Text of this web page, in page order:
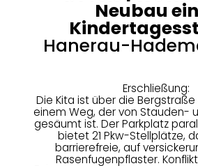
Neubau
Hanerau-
Erschließung:
Die Kita ist über die
einem Weg, der von Stauden-
gesäumt ist. Der Parkplatz
bietet 21 Pkw-Stellplätze,
barrierefreie, auf
Rasenfugenpflaster.